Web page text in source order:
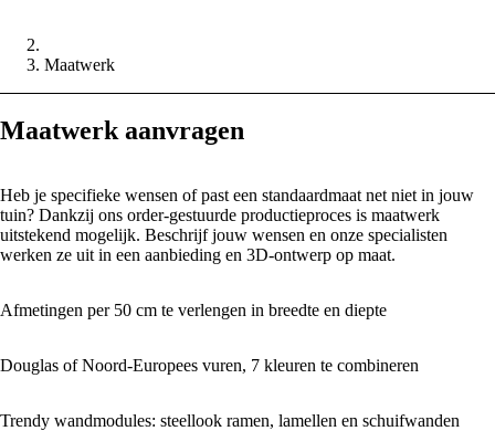
Maatwerk
Maatwerk aanvragen
Heb je specifieke wensen of past een standaardmaat net niet in jouw
tuin? Dankzij ons order-gestuurde productieproces is maatwerk
uitstekend mogelijk. Beschrijf jouw wensen en onze specialisten
werken ze uit in een aanbieding en 3D-ontwerp op maat.
Afmetingen per 50 cm te verlengen in breedte en diepte
Douglas of Noord-Europees vuren, 7 kleuren te combineren
Trendy wandmodules: steellook ramen, lamellen en schuifwanden